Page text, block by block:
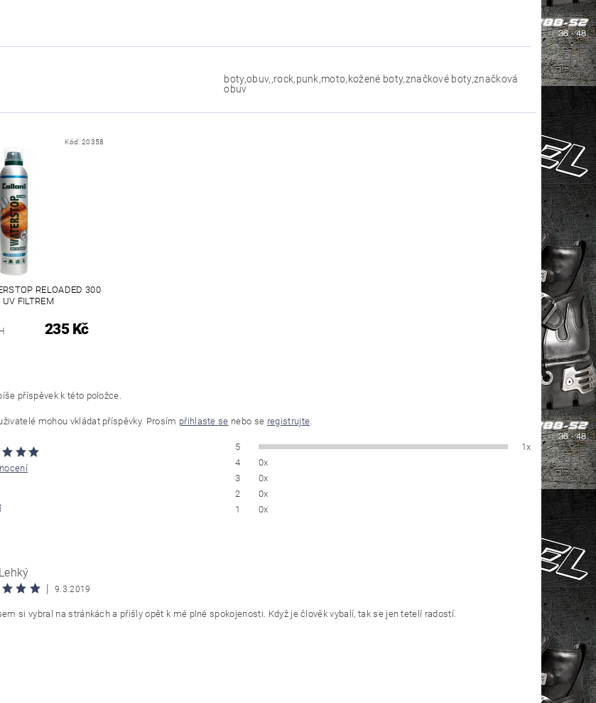
boty,obuv,,rock,punk,moto,kožené boty,značkové boty,značková
obuv
Kód: 20358
RELOADED 300
FILTREM
235 Kč
příspěvek k této položce.
mohou vkládat příspěvky. Prosím přihlaste se nebo se registrujte
5
1x
4
0x
3
0x
2
0x
1
0x
|
9.3.2019
si vybral na stránkách a přišly opět k mé plné spokojenosti. Když je člověk vybalí, tak se jen tetelí radostí.